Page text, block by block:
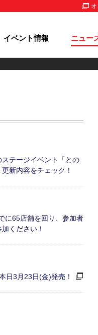
イベント情報 ニュー
テージイベント「との
新内容をチェック！
に65店舗を回り、参加者
ください！
日3月23日(金)発売！